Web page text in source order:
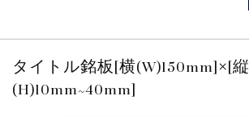
タイトル銘板[横(W)150mm]×[縦
(H)10mm~40mm]